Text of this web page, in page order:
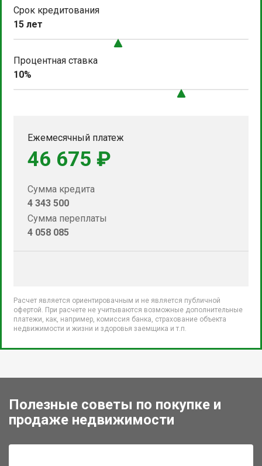
Срок кредитования
15 лет
Процентная ставка
10%
Ежемесячный платеж
46 675 ₽
Сумма кредита
4 343 500
Сумма переплаты
4 058 085
Расчет является ориентировачным и не является публичной
офертой. При расчете не учитываются возможные дополнительные
платежи, как, например, комиссия банка, страхование объекта
недвижимости и жизни и здоровья заемщика и т.п.
Полезные советы по покупке и
продаже недвижимости